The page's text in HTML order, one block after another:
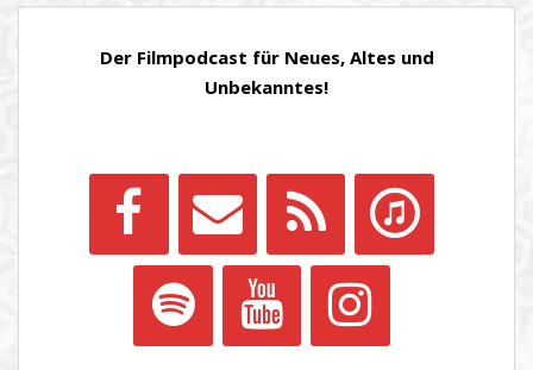
BEITRÄGE
Der Filmpodcast für Neues, Altes und
Unbekanntes!